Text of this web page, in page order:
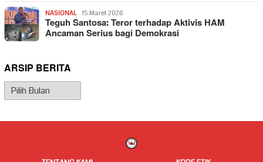
NASIONAL 15 Maret 2026
Teguh Santosa: Teror terhadap Aktivis HAM
Ancaman Serius bagi Demokrasi
ARSIP BERITA
Arsip
Berita